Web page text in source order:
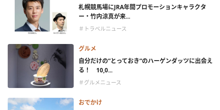
札幌競馬場にJRA年間プロモーションキャラクタ
ー・竹内涼真が来...
＃トラベルニュース
グルメ
自分だけの”とっておき”のハーゲンダッツに出会え
る！ 10,0...
＃グルメニュース
おでかけ